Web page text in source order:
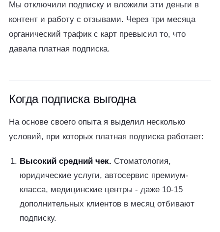
Мы отключили подписку и вложили эти деньги в
контент и работу с отзывами. Через три месяца
органический трафик с карт превысил то, что
давала платная подписка.
Когда подписка выгодна
На основе своего опыта я выделил несколько
условий, при которых платная подписка работает:
Высокий средний чек. Стоматология,
юридические услуги, автосервис премиум-
класса, медицинские центры - даже 10-15
дополнительных клиентов в месяц отбивают
подписку.